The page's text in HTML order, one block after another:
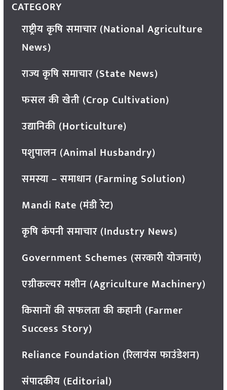
CATEGORY
राष्ट्रीय कृषि समाचार (National Agriculture
News)
राज्य कृषि समाचार (State News)
फसल की खेती (Crop Cultivation)
उद्यानिकी (Horticulture)
पशुपालन (Animal Husbandry)
समस्या – समाधान (Farming Solution)
Mandi Rate (मंडी रेट)
कृषि कंपनी समाचार (Industry News)
Government Schemes (सरकारी योजनाएं)
एग्रीकल्चर मशीन (Agriculture Machinery)
किसानों की सफलता की कहानी (Farmer
Success Story)
Reliance Foundation (रिलायंस फाउंडेशन)
संपादकीय (Editorial)